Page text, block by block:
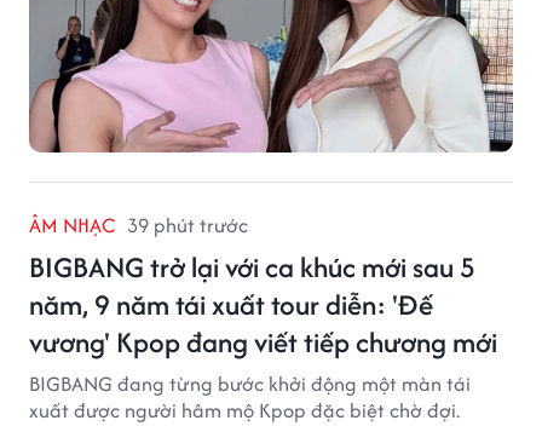
ÂM NHẠC 39 phút trước
BIGBANG trở lại với ca khúc mới sau 5
năm, 9 năm tái xuất tour diễn: 'Đế
vương' Kpop đang viết tiếp chương mới
BIGBANG đang từng bước khởi động một màn tái
xuất được người hâm mộ Kpop đặc biệt chờ đợi.